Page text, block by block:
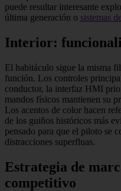
puede resultar interesante
última generación o sistemas
Interior:
El habitáculo sigue la misma
función. Los controles
conductor, la interfaz HMI
mandos físicos mantienen su
Los acentos de color hacen
de los guiños históricos más
pensado para que el piloto se
distracciones superfluas.
Estrategia de
competitivo